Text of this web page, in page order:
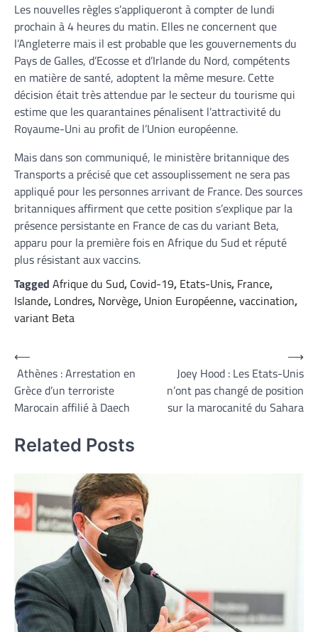
Les nouvelles règles s’appliqueront à compter de lundi
prochain à 4 heures du matin. Elles ne concernent que
l’Angleterre mais il est probable que les gouvernements du
Pays de Galles, d’Ecosse et d’Irlande du Nord, compétents
en matière de santé, adoptent la même mesure. Cette
décision était très attendue par le secteur du tourisme qui
estime que les quarantaines pénalisent l’attractivité du
Royaume-Uni au profit de l’Union européenne.
Mais dans son communiqué, le ministère britannique des
Transports a précisé que cet assouplissement ne sera pas
appliqué pour les personnes arrivant de France. Des sources
britanniques affirment que cette position s’explique par la
présence persistante en France de cas du variant Beta,
apparu pour la première fois en Afrique du Sud et réputé
plus résistant aux vaccins.
Tagged Afrique du Sud, Covid-19, Etats-Unis, France,
Islande, Londres, Norvège, Union Européenne,vaccination,
variant Beta
Navigation
de
l’article
⟵
Athènes : Arrestation en
Grèce d’un terroriste
Marocain affilié à Daech
Joey Hood : Les Etats-Unis
n’ont pas changé de position
sur la marocanité du Sahara
⟶
Related Posts